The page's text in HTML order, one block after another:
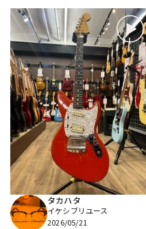
タカハタ
イケシブリユース
2026/05/21